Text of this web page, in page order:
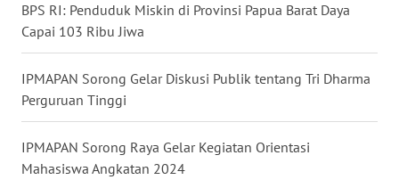
BPS RI: Penduduk Miskin di Provinsi Papua Barat Daya
Capai 103 Ribu Jiwa
IPMAPAN Sorong Gelar Diskusi Publik tentang Tri Dharma
Perguruan Tinggi
IPMAPAN Sorong Raya Gelar Kegiatan Orientasi
Mahasiswa Angkatan 2024
WN
WN
KALTARA
WN
KALSEL